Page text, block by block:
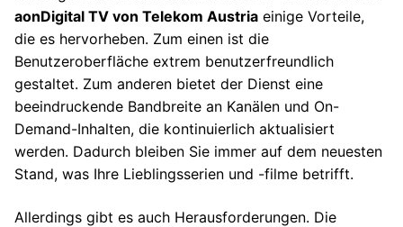
aonDigital TV von Telekom Austria einige Vorteile,
die es hervorheben. Zum einen ist die
Benutzeroberfläche extrem benutzerfreundlich
gestaltet. Zum anderen bietet der Dienst eine
beeindruckende Bandbreite an Kanälen und On-
Demand-Inhalten, die kontinuierlich aktualisiert
werden. Dadurch bleiben Sie immer auf dem neuesten
Stand, was Ihre Lieblingsserien und -filme betrifft.
Allerdings gibt es auch Herausforderungen. Die